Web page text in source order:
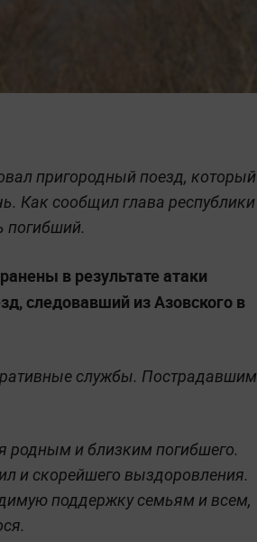
пригородный поезд, который
Как сообщил глава республики
погибший.
в результате атаки
следовавший из Азовского в
службы. Пострадавшим
родным и близким погибшего.
и скорейшего выздоровления.
поддержку семьям и всем,